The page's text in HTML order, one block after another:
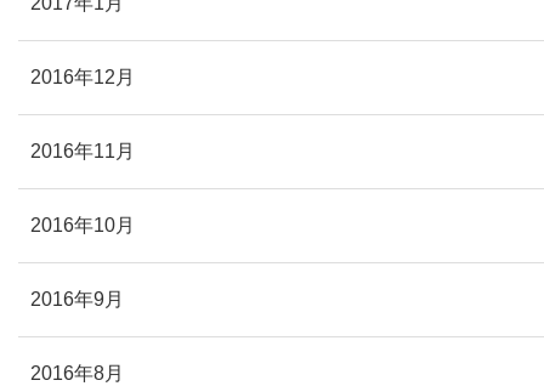
2016年12月
2016年11月
2016年10月
2016年9月
2016年8月